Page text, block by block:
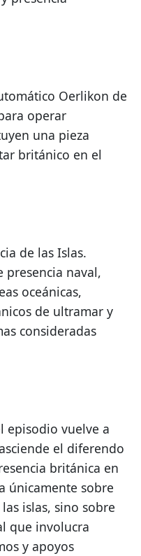
Oerlikon de
operar
una pieza
británico en el
de las Islas.
presencia naval,
oceánicas,
de ultramar y
consideradas
episodio vuelve a
el diferendo
británica en
únicamente sobre
islas, sino sobre
que involucra
y apoyos